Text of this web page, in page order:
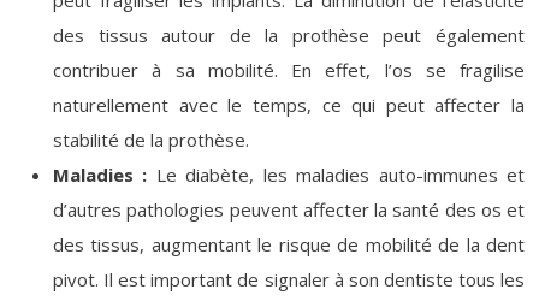
des tissus autour de la prothèse peut également
contribuer à sa mobilité. En effet, l’os se fragilise
naturellement avec le temps, ce qui peut affecter la
stabilité de la prothèse.
Maladies : Le diabète, les maladies auto-immunes et
d’autres pathologies peuvent affecter la santé des os et
des tissus, augmentant le risque de mobilité de la dent
pivot. Il est important de signaler à son dentiste tous les